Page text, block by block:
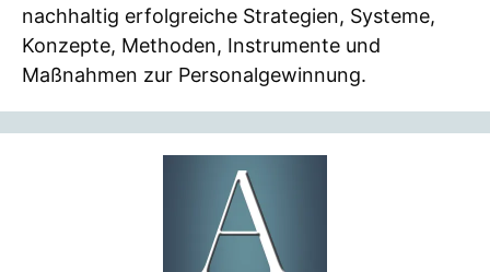
nachhaltig erfolgreiche Strategien, Systeme,
Konzepte, Methoden, Instrumente und
Maßnahmen zur Personalgewinnung.